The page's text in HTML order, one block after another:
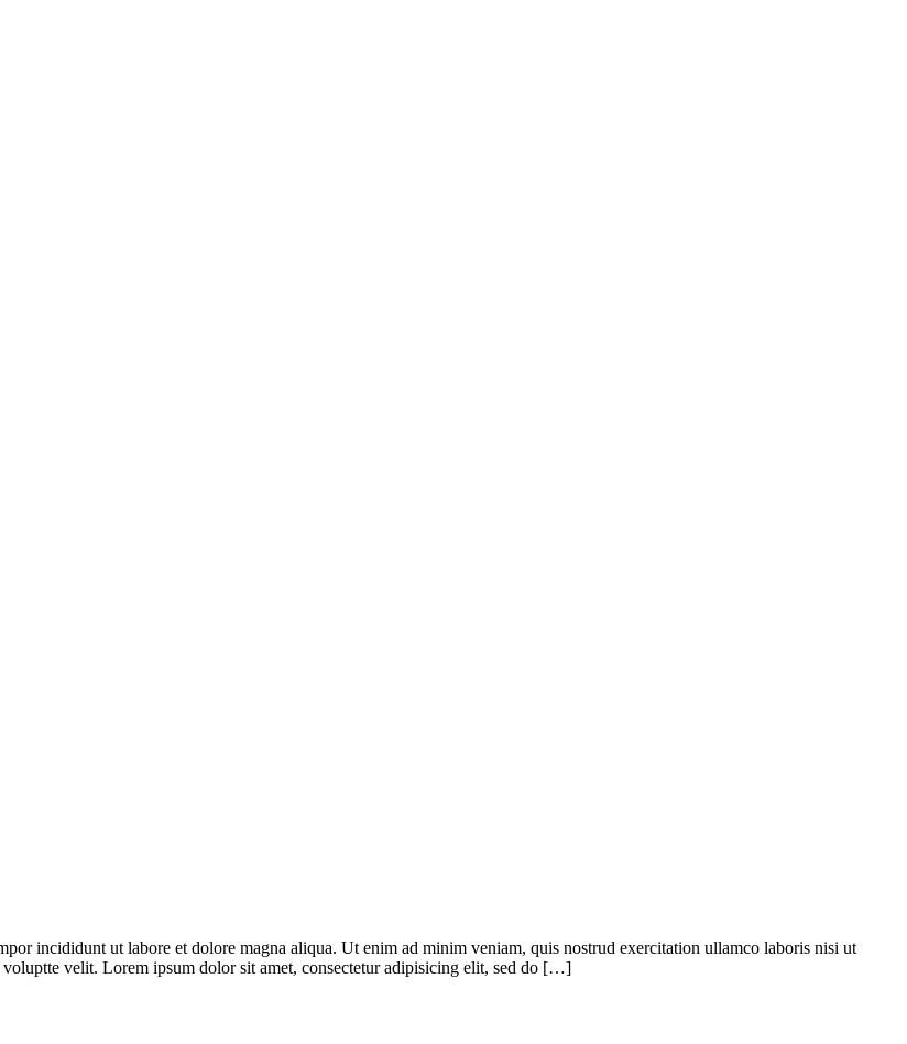
incididunt ut labore et dolore magna aliqua. Ut enim ad minim veniam, quis nostrud exercitation ullamco laboris nisi ut
velit. Lorem ipsum dolor sit amet, consectetur adipisicing elit, sed do […]